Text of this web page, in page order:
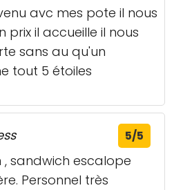
avc mes pote il nous
prix il accueille il nous
sans au qu'un
tout 5 étoiles
5/5
, sandwich escalope
Personnel très